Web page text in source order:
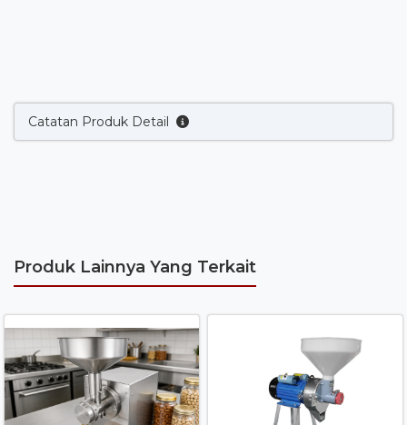
Catatan Produk Detail
Produk Lainnya Yang Terkait